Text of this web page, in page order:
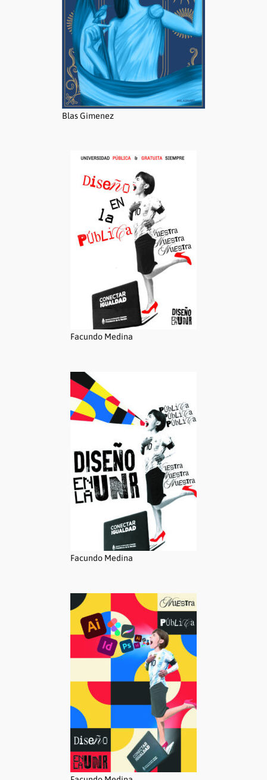
Blas Gimenez
Facundo Medina
Facundo Medina